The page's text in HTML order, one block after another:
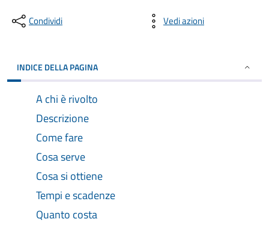
Condividi Vedi azioni
INDICE DELLA PAGINA
A chi è rivolto
Descrizione
Come fare
Cosa serve
Cosa si ottiene
Tempi e scadenze
Quanto costa